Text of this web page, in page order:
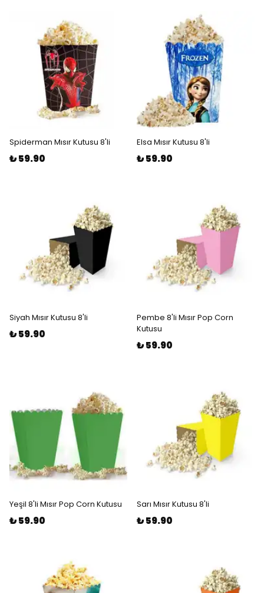
Spiderman Mısır Kutusu 8'li
₺ 59.90
Elsa Mısır Kutusu 8'li
₺ 59.90
Siyah Mısır Kutusu 8'li
₺ 59.90
Pembe 8'li Mısır Pop Corn
Kutusu
₺ 59.90
Yeşil 8'li Mısır Pop Corn Kutusu
₺ 59.90
Sarı Mısır Kutusu 8'li
₺ 59.90